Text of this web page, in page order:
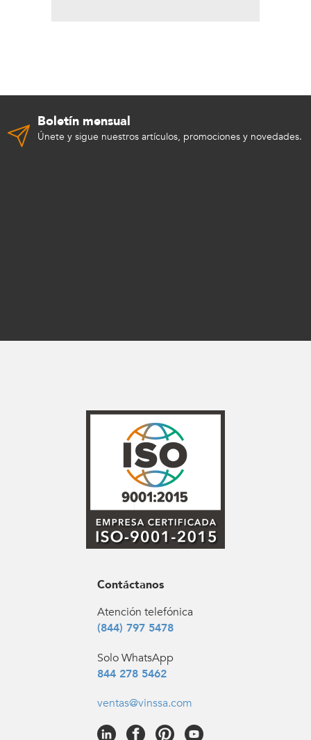
Boletín mensual
Únete y sigue nuestros artículos, promociones y novedades.
Contáctanos
Atención telefónica
(844) 797 5478
Solo WhatsApp
844 278 5462
ventas@vinssa.com